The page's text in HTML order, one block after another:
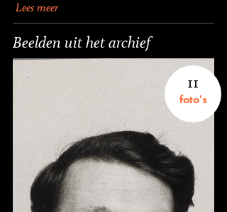
Lees meer
Beelden uit het archief
11
foto's